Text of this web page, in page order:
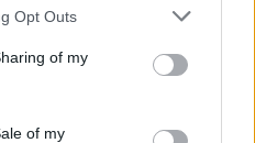
uses one or more Google
behaviour. You may click to
and its third-party tags to
purposes in below Google
Opt Outs
of my
of my
STEAM: perfiles
clave
en STEAM:…